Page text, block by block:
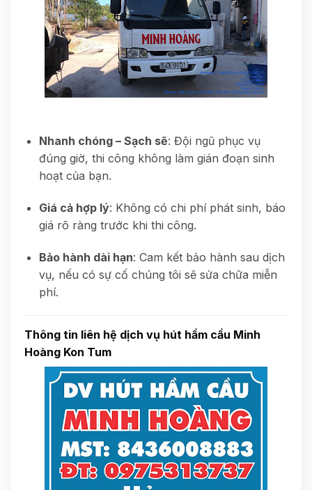
Nhanh chóng – Sạch sẽ: Đội ngũ phục vụ
đúng giờ, thi công không làm gián đoạn sinh
hoạt của bạn.
Giá cả hợp lý: Không có chi phí phát sinh, báo
giá rõ ràng trước khi thi công.
Bảo hành dài hạn: Cam kết bảo hành sau dịch
vụ, nếu có sự cố chúng tôi sẽ sửa chữa miễn
phí.
Thông tin liên hệ dịch vụ hút hầm cầu Minh
Hoàng Kon Tum